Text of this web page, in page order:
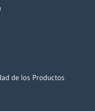
de los Productos